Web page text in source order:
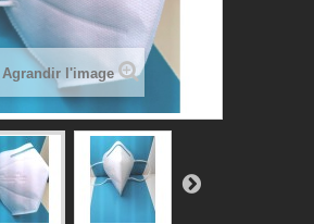
Agrandir l'image